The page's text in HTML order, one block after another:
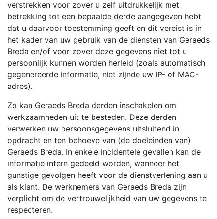
verstrekken voor zover u zelf uitdrukkelijk met
betrekking tot een bepaalde derde aangegeven hebt
dat u daarvoor toestemming geeft en dit vereist is in
het kader van uw gebruik van de diensten van Geraeds
Breda en/of voor zover deze gegevens niet tot u
persoonlijk kunnen worden herleid (zoals automatisch
gegenereerde informatie, niet zijnde uw IP- of MAC-
adres).
Zo kan Geraeds Breda derden inschakelen om
werkzaamheden uit te besteden. Deze derden
verwerken uw persoonsgegevens uitsluitend in
opdracht en ten behoeve van (de doeleinden van)
Geraeds Breda. In enkele incidentele gevallen kan de
informatie intern gedeeld worden, wanneer het
gunstige gevolgen heeft voor de dienstverlening aan u
als klant. De werknemers van Geraeds Breda zijn
verplicht om de vertrouwelijkheid van uw gegevens te
respecteren.